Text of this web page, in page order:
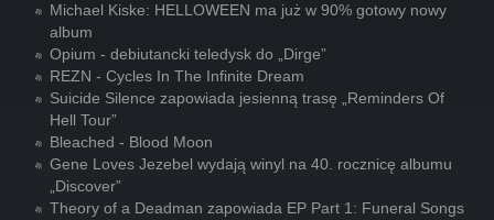
Michael Kiske: HELLOWEEN ma już w 90% gotowy nowy
album
Opium - debiutancki teledysk do „Dirge”
REZN - Cycles In The Infinite Dream
Suicide Silence zapowiada jesienną trasę „Reminders Of
Hell Tour”
Bleached - Blood Moon
Gene Loves Jezebel wydają winyl na 40. rocznicę albumu
„Discover”
Theory of a Deadman zapowiada EP Part 1: Funeral Songs